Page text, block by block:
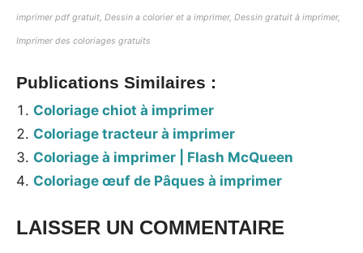
imprimer pdf gratuit, Dessin a colorier et a imprimer, Dessin gratuit à imprimer,
Imprimer des coloriages gratuits
Publications Similaires :
Coloriage chiot à imprimer
Coloriage tracteur à imprimer
Coloriage à imprimer | Flash McQueen
Coloriage œuf de Pâques à imprimer
LAISSER UN COMMENTAIRE